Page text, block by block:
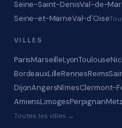
Seine-Saint-DenisVal-de-
Seine-et-MarneVal-d'Oise
VILLES
ParisMarseilleLyonToulouse
BordeauxLilleRennesReims
DijonAngersNîmesClermont-
AmiensLimogesPerpignanMetz
Toutes les villes →